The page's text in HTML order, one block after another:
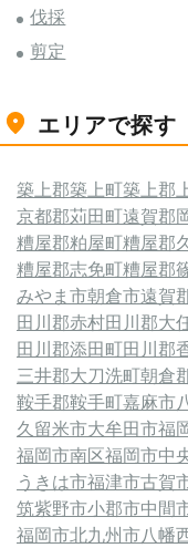
伐採
剪定
エリアで探す
築上郡築上町築上郡
京都郡苅田町遠賀郡
糟屋郡粕屋町糟屋郡
糟屋郡志免町糟屋郡
みやま市朝倉市遠賀
田川郡赤村田川郡大
田川郡添田町田川郡
三井郡大刀洗町朝倉
鞍手郡鞍手町嘉麻市
久留米市大牟田市福
福岡市南区福岡市中
うきは市福津市古賀
筑紫野市小郡市中間
福岡市北九州市八幡